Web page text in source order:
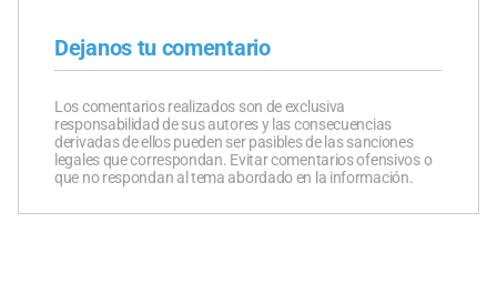
Dejanos tu comentario
Los comentarios realizados son de exclusiva
responsabilidad de sus autores y las consecuencias
derivadas de ellos pueden ser pasibles de las sanciones
legales que correspondan. Evitar comentarios ofensivos o
que no respondan al tema abordado en la información.